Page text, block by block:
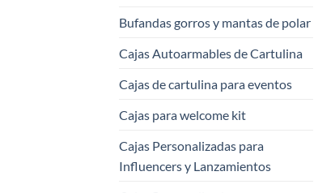
Bufandas gorros y mantas de polar
Cajas Autoarmables de Cartulina
Cajas de cartulina para eventos
Cajas para welcome kit
Cajas Personalizadas para
Influencers y Lanzamientos